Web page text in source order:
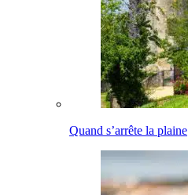
Quand s’arrête la plaine